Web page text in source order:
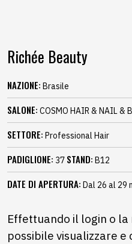
Richée Beauty
NAZIONE: Brasile
SALONE: COSMO HAIR & NAIL &
SETTORE: Professional Hair
PADIGLIONE: 37 STAND: B12
DATE DI APERTURA: Dal 26 al 29
Effettuando il login o
possibile visualizzare